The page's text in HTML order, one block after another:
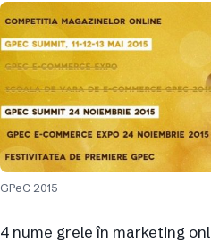
GPeC 2015
4 nume grele în marketing